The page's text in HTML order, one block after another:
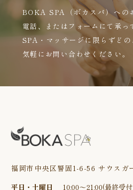
BOKA SPA（ボカスパ）への
電話、またはフォームにて承っ
SPA・マッサージに限らずど
気軽にお問い合わせください。
福岡市中央区警固1-6-56 サウスガ
平日・土曜日
10:00〜21:00(最終受